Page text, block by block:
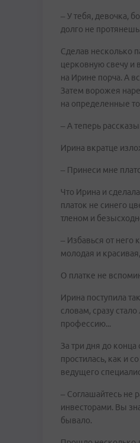
– У тебя, девочка,
долго не протянешь.
Сделав несколько
церковную свечу и
на Ирине порча. А
Затем ворожея
на определенные
– А теперь
Ирина вкратце
– Принеси мне
Что Ирина и
платок не синего
тленом и
– Избавься от него
молодая и
О платке не
Ирина поступила
словам, сразу
профессию...
За три дня до
простилась, как и
ведущего
– Соглашайтесь не
инвесторами. Вы
бывало.